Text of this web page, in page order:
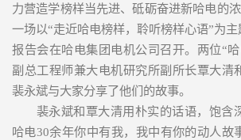
力营造学榜样当先进、砥砺奋进新哈电的浓
一场以“走近哈电榜样，聆听榜样心语”为
报告会在哈电集团电机公司召开。两位“
副总工程师兼大电机研究所副所长覃大清
裴永斌与大家分享了他们的故事。
裴永斌和覃大清用朴实的话语，饱含
哈电30余年你中有我，我中有你的动人故